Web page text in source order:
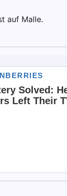
auf Malle.